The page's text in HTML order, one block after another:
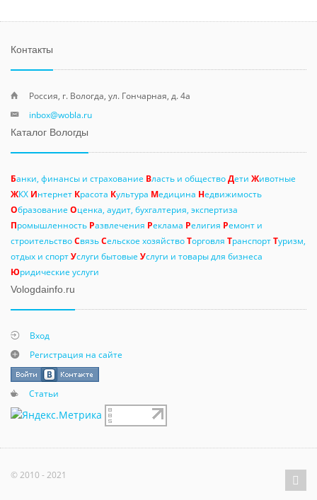
Контакты
Россия, г. Вологда, ул. Гончарная, д. 4а
inbox@wobla.ru
Каталог Вологды
Банки, финансы и страхование Власть и обществоДети Животные
ЖКХ Интернет Красота Культура Медицина Недвижимость
Образование Оценка, аудит, бухгалтерия, экспертиза
Промышленность Развлечения Реклама Религия Ремонт и
строительствоСвязьСельское хозяйствоТорговля ТранспортТуризм,
отдых и спортУслуги бытовые Услуги и товары для бизнеса
Юридические услуги
Vologdainfo.ru
Вход
Регистрация на сайте
Статьи
© 2010 - 2021